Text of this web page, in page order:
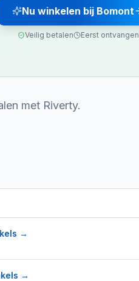
Nu winkelen bij Bomont
Veilig betalen Eerst ontvangen
met Riverty.
→
→